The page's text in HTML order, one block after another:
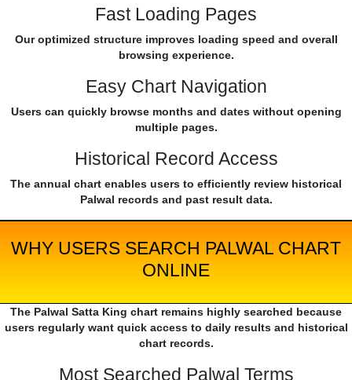
Fast Loading Pages
Our optimized structure improves loading speed and overall
browsing experience.
Easy Chart Navigation
Users can quickly browse months and dates without opening
multiple pages.
Historical Record Access
The annual chart enables users to efficiently review historical
Palwal records and past result data.
WHY USERS SEARCH PALWAL CHART
ONLINE
The Palwal Satta King chart remains highly searched because
users regularly want quick access to daily results and historical
chart records.
Most Searched Palwal Terms